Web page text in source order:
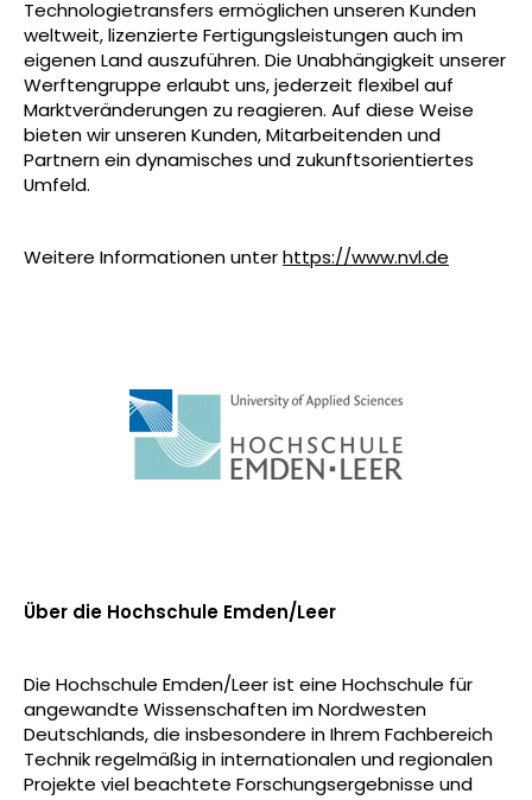
Technologietransfers ermöglichen unseren Kunden
weltweit, lizenzierte Fertigungsleistungen auch im
eigenen Land auszuführen. Die Unabhängigkeit unserer
Werftengruppe erlaubt uns, jederzeit flexibel auf
Marktveränderungen zu reagieren. Auf diese Weise
bieten wir unseren Kunden, Mitarbeitenden und
Partnern ein dynamisches und zukunftsorientiertes
Umfeld.
Weitere Informationen unterhttps://www.nvl.de
Über die Hochschule Emden/Leer
Die Hochschule Emden/Leer ist eine Hochschule für
angewandte Wissenschaften im Nordwesten
Deutschlands, die insbesondere in Ihrem Fachbereich
Technik regelmäßig in internationalen und regionalen
Projekte viel beachtete Forschungsergebnisse und